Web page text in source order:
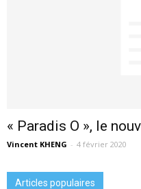
« Paradis O », le
Vincent KHENG - 4 février 2020
Articles populaires